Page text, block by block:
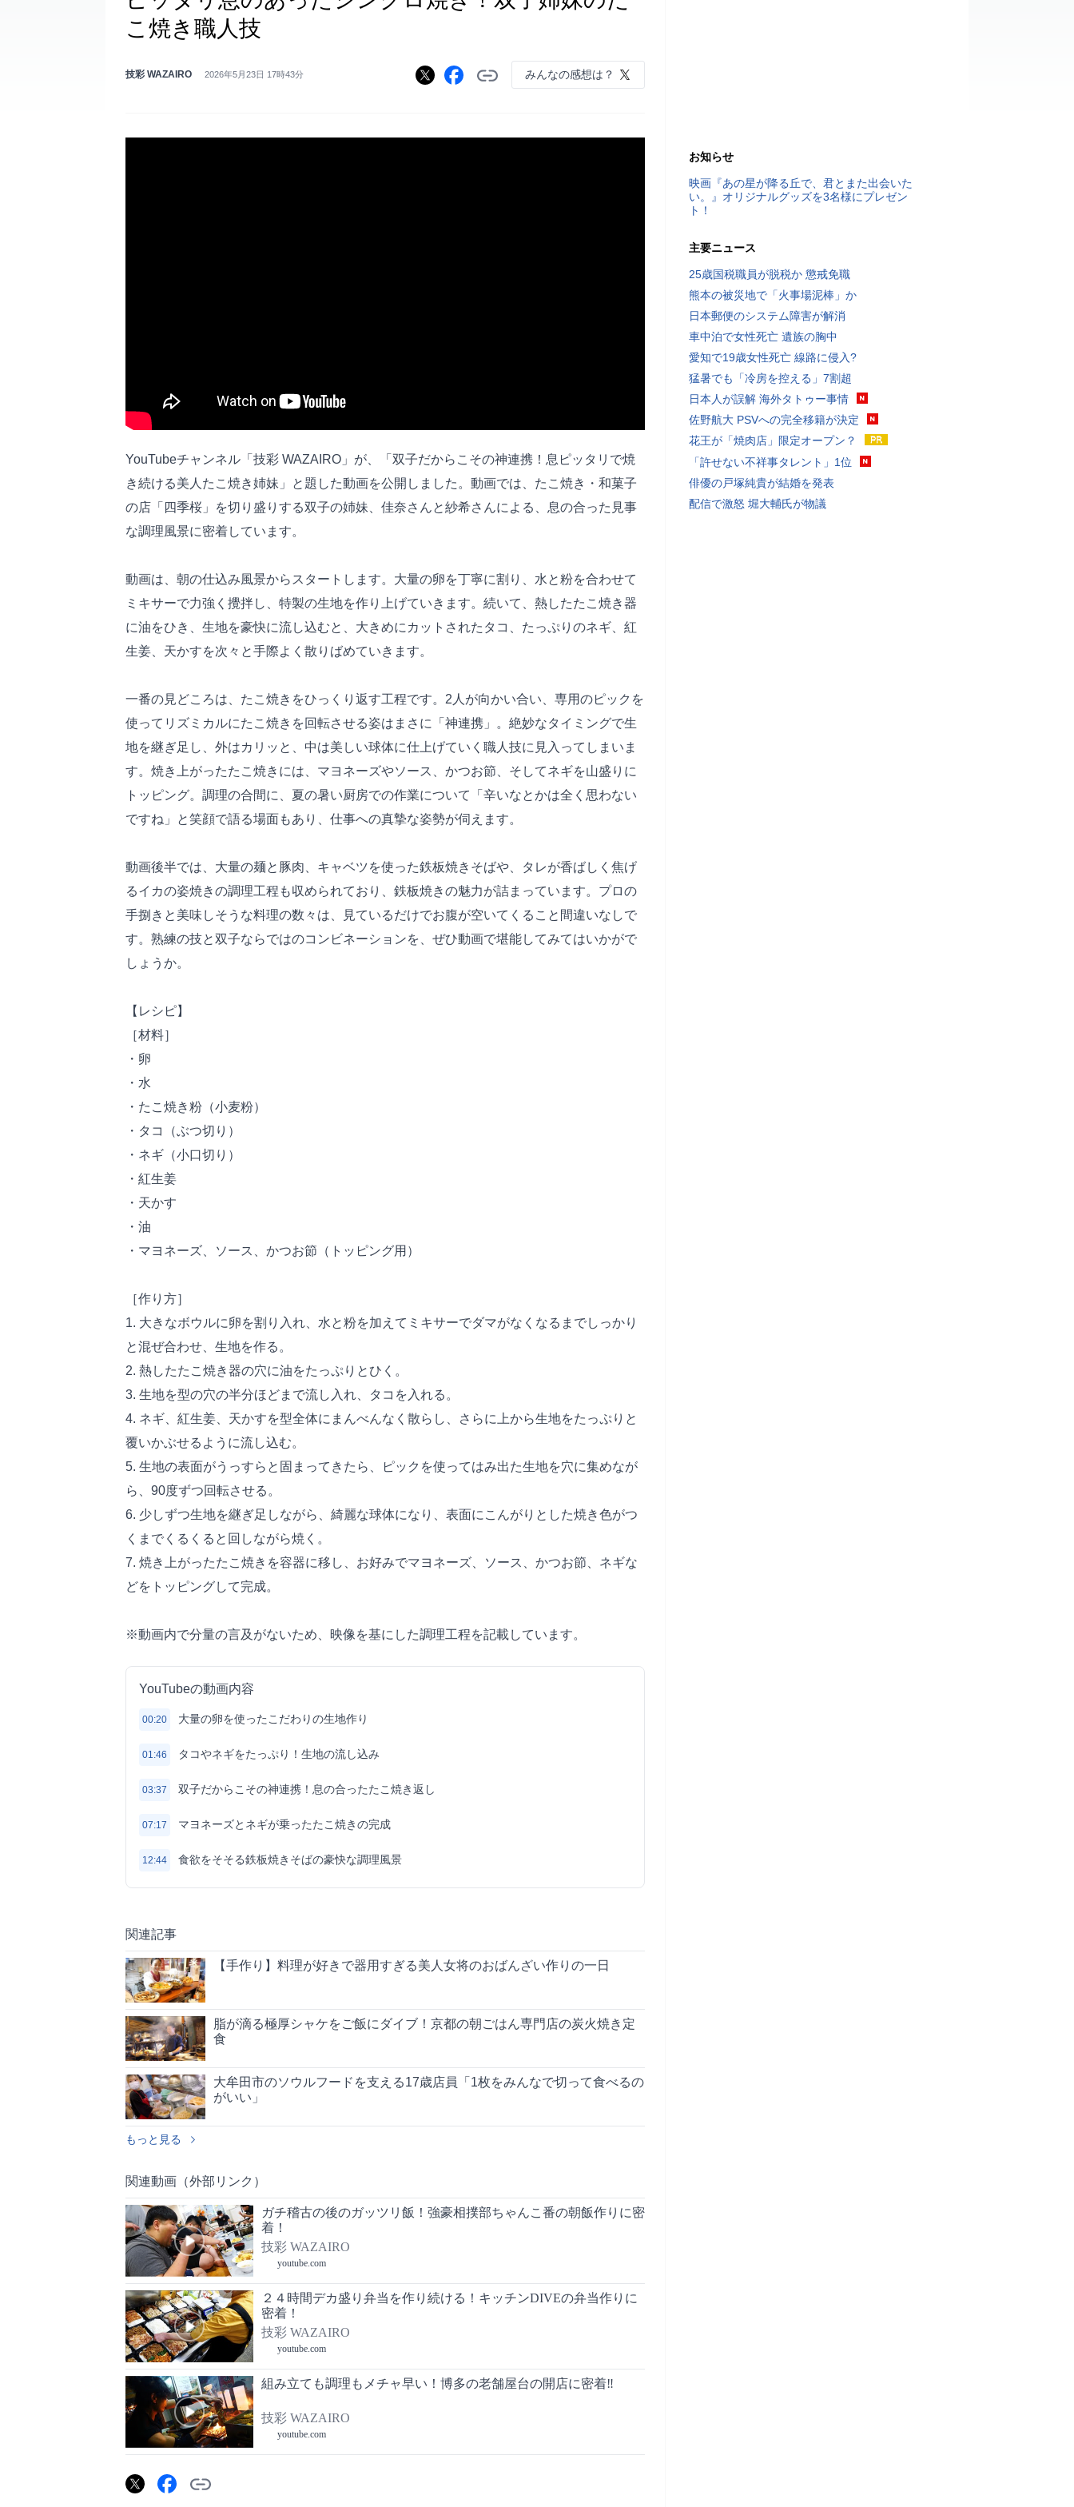
こ焼き職人技
技彩 WAZAIRO 2026年5月23日 17時43分 みんなの感想は？
YouTubeチャンネル「技彩 WAZAIRO」が、「双子だからこその神連携！息ピッタリで焼
き続ける美人たこ焼き姉妹」と題した動画を公開しました。動画では、たこ焼き・和菓子
の店「四季桜」を切り盛りする双子の姉妹、佳奈さんと紗希さんによる、息の合った見事
な調理風景に密着しています。
動画は、朝の仕込み風景からスタートします。大量の卵を丁寧に割り、水と粉を合わせて
ミキサーで力強く攪拌し、特製の生地を作り上げていきます。続いて、熱したたこ焼き器
に油をひき、生地を豪快に流し込むと、大きめにカットされたタコ、たっぷりのネギ、紅
生姜、天かすを次々と手際よく散りばめていきます。
一番の見どころは、たこ焼きをひっくり返す工程です。2人が向かい合い、専用のピックを
使ってリズミカルにたこ焼きを回転させる姿はまさに「神連携」。絶妙なタイミングで生
地を継ぎ足し、外はカリッと、中は美しい球体に仕上げていく職人技に見入ってしまいま
す。焼き上がったたこ焼きには、マヨネーズやソース、かつお節、そしてネギを山盛りに
トッピング。調理の合間に、夏の暑い厨房での作業について「辛いなとかは全く思わない
ですね」と笑顔で語る場面もあり、仕事への真摯な姿勢が伺えます。
動画後半では、大量の麺と豚肉、キャベツを使った鉄板焼きそばや、タレが香ばしく焦げ
るイカの姿焼きの調理工程も収められており、鉄板焼きの魅力が詰まっています。プロの
手捌きと美味しそうな料理の数々は、見ているだけでお腹が空いてくること間違いなしで
す。熟練の技と双子ならではのコンビネーションを、ぜひ動画で堪能してみてはいかがで
しょうか。
【レシピ】
［材料］
・卵
・水
・たこ焼き粉（小麦粉）
・タコ（ぶつ切り）
・ネギ（小口切り）
・紅生姜
・天かす
・油
・マヨネーズ、ソース、かつお節（トッピング用）
［作り方］
1. 大きなボウルに卵を割り入れ、水と粉を加えてミキサーでダマがなくなるまでしっかり
と混ぜ合わせ、生地を作る。
2. 熱したたこ焼き器の穴に油をたっぷりとひく。
3. 生地を型の穴の半分ほどまで流し入れ、タコを入れる。
4. ネギ、紅生姜、天かすを型全体にまんべんなく散らし、さらに上から生地をたっぷりと
覆いかぶせるように流し込む。
5. 生地の表面がうっすらと固まってきたら、ピックを使ってはみ出た生地を穴に集めなが
ら、90度ずつ回転させる。
6. 少しずつ生地を継ぎ足しながら、綺麗な球体になり、表面にこんがりとした焼き色がつ
くまでくるくると回しながら焼く。
7. 焼き上がったたこ焼きを容器に移し、お好みでマヨネーズ、ソース、かつお節、ネギな
どをトッピングして完成。
※動画内で分量の言及がないため、映像を基にした調理工程を記載しています。
YouTubeの動画内容
00:20 大量の卵を使ったこだわりの生地作り
01:46 タコやネギをたっぷり！生地の流し込み
03:37 双子だからこその神連携！息の合ったたこ焼き返し
07:17 マヨネーズとネギが乗ったたこ焼きの完成
12:44 食欲をそそる鉄板焼きそばの豪快な調理風景
関連記事
【手作り】料理が好きで器用すぎる美人女将のおばんざい作りの一日
脂が滴る極厚シャケをご飯にダイブ！京都の朝ごはん専門店の炭火焼き定
食
大牟田市のソウルフードを支える17歳店員「1枚をみんなで切って食べるの
がいい」
もっと見る
関連動画（外部リンク）
ガチ稽古の後のガッツリ飯！強豪相撲部ちゃんこ番の朝飯作りに密
着！
技彩 WAZAIRO
youtube.com
２４時間デカ盛り弁当を作り続ける！キッチンDIVEの弁当作りに
密着！
技彩 WAZAIRO
youtube.com
組み立ても調理もメチャ早い！博多の老舗屋台の開店に密着‼
技彩 WAZAIRO
youtube.com
お知らせ
映画『あの星が降る丘で、君とまた出会いた
い。』オリジナルグッズを3名様にプレゼン
ト！
主要ニュース
25歳国税職員が脱税か 懲戒免職
熊本の被災地で「火事場泥棒」か
日本郵便のシステム障害が解消
車中泊で女性死亡 遺族の胸中
愛知で19歳女性死亡 線路に侵入?
猛暑でも「冷房を控える」7割超
日本人が誤解 海外タトゥー事情
佐野航大 PSVへの完全移籍が決定
花王が「焼肉店」限定オープン？
「許せない不祥事タレント」1位
俳優の戸塚純貴が結婚を発表
配信で激怒 堀大輔氏が物議